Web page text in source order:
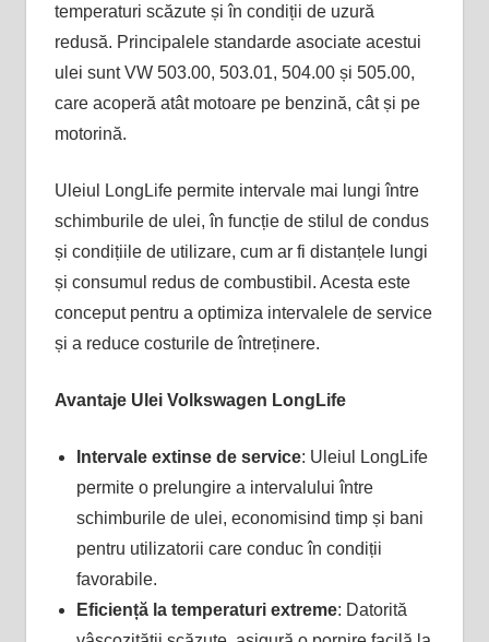
temperaturi scăzute și în condiții de uzură
redusă. Principalele standarde asociate acestui
ulei sunt VW 503.00, 503.01, 504.00 și 505.00,
care acoperă atât motoare pe benzină, cât și pe
motorină​.
Uleiul LongLife permite intervale mai lungi între
schimburile de ulei, în funcție de stilul de condus
și condițiile de utilizare, cum ar fi distanțele lungi
și consumul redus de combustibil. Acesta este
conceput pentru a optimiza intervalele de service
și a reduce costurile de întreținere​.
Avantaje Ulei Volkswagen LongLife
Intervale extinse de service: Uleiul LongLife
permite o prelungire a intervalului între
schimburile de ulei, economisind timp și bani
pentru utilizatorii care conduc în condiții
favorabile​.
Eficiență la temperaturi extreme: Datorită